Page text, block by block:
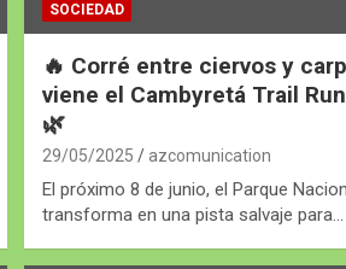
SOCIEDAD
🔥 Corré entre ciervos y
viene el Cambyretá Trail
🌿
29/05/2025 azcomunication
El próximo 8 de junio, el Parque
transforma en una pista salvaje para…